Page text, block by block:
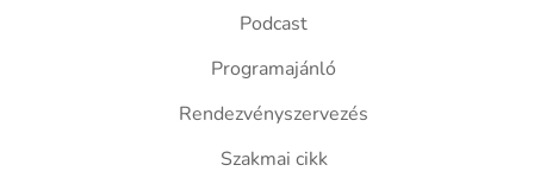
Podcast
Programajánló
Rendezvényszervezés
Szakmai cikk